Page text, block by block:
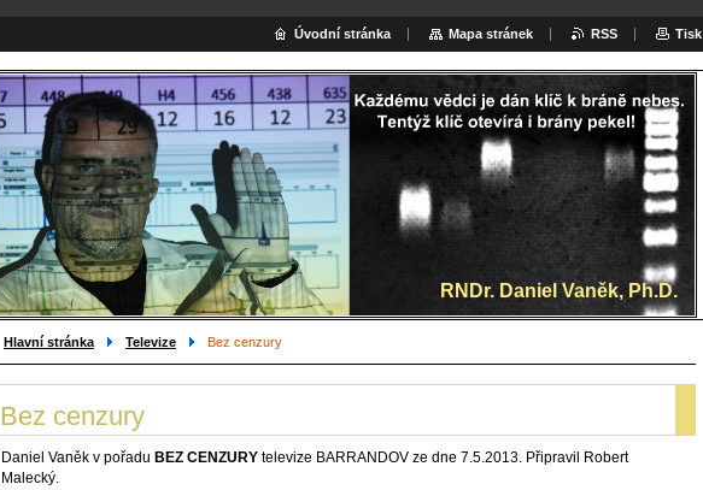
Hledat:
RNDr. Daniel Vaněk, Ph.D.
Hlavní stránka Televize Bez cenzury
Bez cenzury
Daniel Vaněk v pořadu BEZ CENZURY televize BARRANDOV ze dne 7.5.2013. Připravil Robert
Malecký.
Úvodní stránka Mapa stránek RSS Tisk